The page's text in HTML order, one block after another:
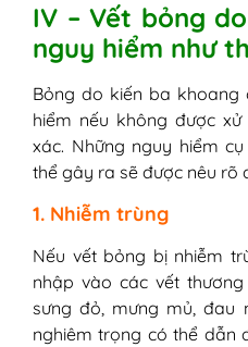
IV – Vết bỏng
nguy hiểm như
Bỏng do kiến ba khoang
hiểm nếu không được
xác. Những nguy hiểm
thể gây ra sẽ được nêu rõ
1. Nhiễm trùng
Nếu vết bỏng bị nhiễm
nhập vào các vết
sưng đỏ, mưng mủ, đau
nghiêm trọng có thể dẫn